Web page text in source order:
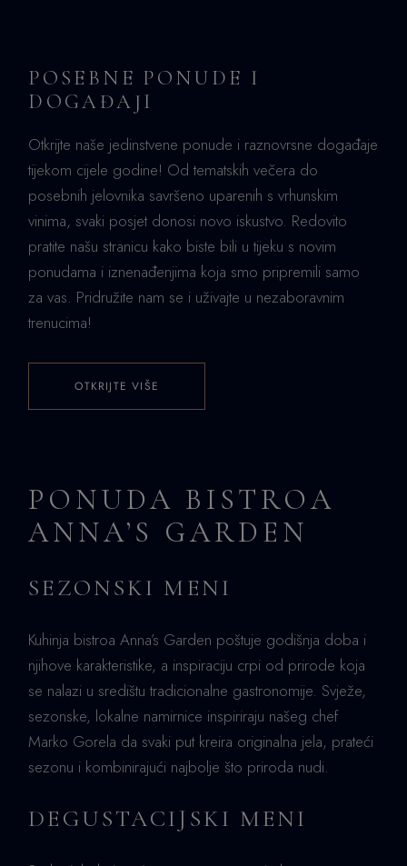
POSEBNE PONUDE I
DOGAĐAJI
Otkrijte naše jedinstvene ponude i raznovrsne događaje
tijekom cijele godine! Od tematskih večera do
posebnih jelovnika savršeno uparenih s vrhunskim
vinima, svaki posjet donosi novo iskustvo. Redovito
pratite našu stranicu kako biste bili u tijeku s novim
ponudama i iznenađenjima koja smo pripremili samo
za vas. Pridružite nam se i uživajte u nezaboravnim
trenucima!
OTKRIJTE VIŠE
PONUDA BISTROA
ANNA’S GARDEN
SEZONSKI MENI
Kuhinja bistroa Anna’s Garden poštuje godišnja doba i
njihove karakteristike, a inspiraciju crpi od prirode koja
se nalazi u središtu tradicionalne gastronomije. Svježe,
sezonske, lokalne namirnice inspiriraju našeg chef
Marko Gorela da svaki put kreira originalna jela, prateći
sezonu i kombinirajući najbolje što priroda nudi.
DEGUSTACIJSKI MENI